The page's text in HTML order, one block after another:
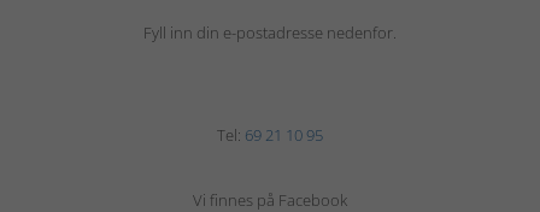
Fyll inn din e-postadresse nedenfor.
Tel: 69 21 10 95
Vi finnes på Facebook